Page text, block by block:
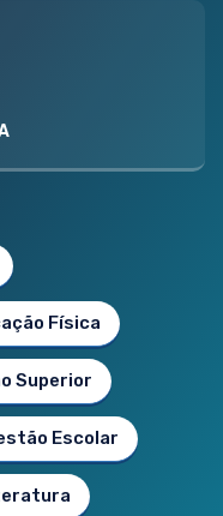
Física
Superior
Escolar